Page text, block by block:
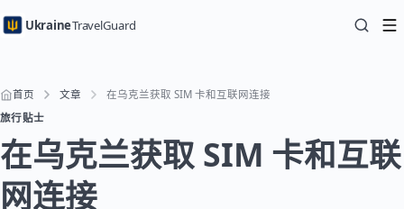
UkraineTravelGuard
首页 文章
在乌克兰获取 SIM 卡和互联网连接
旅行贴士
在乌克兰获取 SIM 卡和互联
网连接